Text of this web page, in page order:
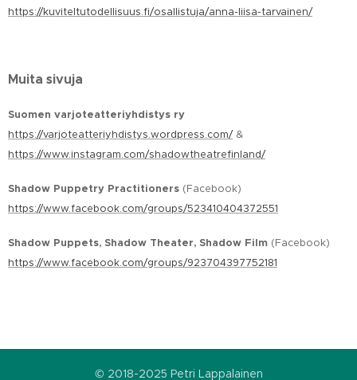
https://kuviteltutodellisuus.fi/osallistuja/anna-liisa-tarvainen/
Muita sivuja
Suomen varjoteatteriyhdistys ry
https://varjoteatteriyhdistys.wordpress.com/&
https://www.instagram.com/shadowtheatrefinland/
Shadow Puppetry Practitioners (Facebook)
https://www.facebook.com/groups/523410404372551
Shadow Puppets, Shadow Theater, Shadow Film (Facebook)
https://www.facebook.com/groups/923704397752181
© 2018-2025 Petri Lappalainen